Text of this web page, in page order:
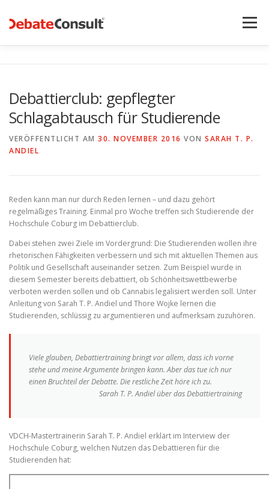
Inhalt
springen
Menü
TEAM KONTAKT
Debattierclub: gepflegter
Schlagabtausch für Studierende
VERÖFFENTLICHT AM 30. NOVEMBER 2016 VON SARAH T. P.
ANDIEL
Reden kann man nur durch Reden lernen – und dazu gehört
regelmäßiges Training. Einmal pro Woche treffen sich Studierende der
Hochschule Coburg im Debattierclub.
Dabei stehen zwei Ziele im Vordergrund: Die Studierenden wollen ihre
rhetorischen Fähigkeiten verbessern und sich mit aktuellen Themen aus
Politik und Gesellschaft auseinander setzen. Zum Beispiel wurde in
diesem Semester bereits debattiert, ob Schönheitswettbewerbe
verboten werden sollen und ob Cannabis legalisiert werden soll. Unter
Anleitung von Sarah T. P. Andiel und Thore Wojke lernen die
Studierenden, schlüssig zu argumentieren und aufmerksam zuzuhören.
Viele glauben, Debattiertraining bringt vor allem, dass ich vorne
stehe und meine Argumente bringen kann. Aber das tue ich nur
einen Bruchteil der Debatte. Die restliche Zeit höre ich zu.
Sarah T. P. Andiel über das Debattiertraining
VDCH-Mastertrainerin Sarah T. P. Andiel erklärt im Interview der
Hochschule Coburg, welchen Nutzen das Debattieren für die
Studierenden hat: